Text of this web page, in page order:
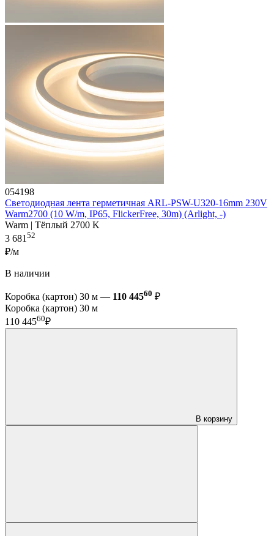
054198
Светодиодная лента герметичная ARL-PSW-U320-16mm 230V
Warm2700 (10 W/m, IP65, FlickerFree, 30m) (Arlight, -)
Warm | Тёплый 2700 K
3 68152
₽/м
В наличии
Коробка (картон) 30 м — 110 44560 ₽
Коробка (картон) 30 м
110 44560₽
В корзину